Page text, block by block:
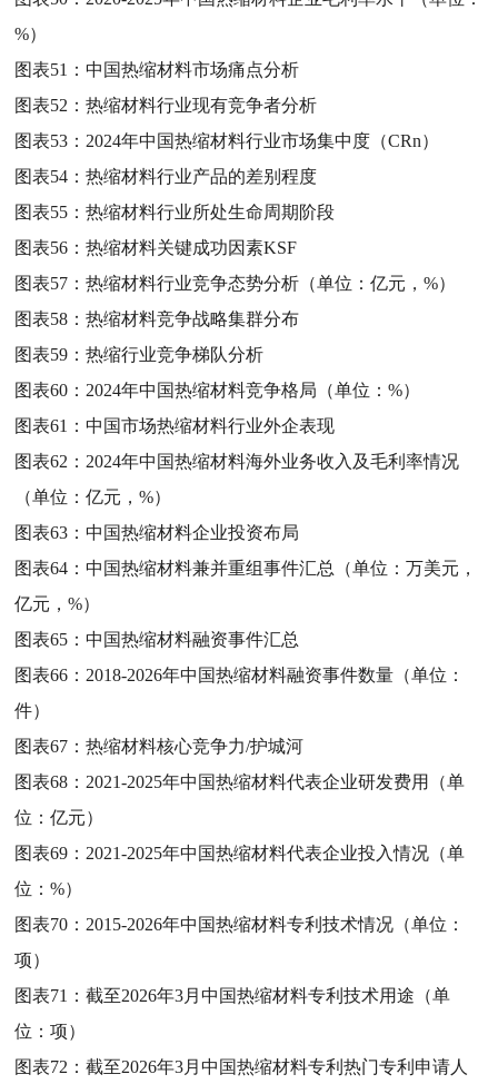
%）
图表51：中国热缩材料市场痛点分析
图表52：热缩材料行业现有竞争者分析
图表53： 2024年中国热缩材料行业市场集中度（CRn）
图表54：热缩材料行业产品的差别程度
图表55：热缩材料行业所处生命周期阶段
图表56：热缩材料关键成功因素KSF
图表57：热缩材料行业竞争态势分析（单位：亿元，%）
图表58：热缩材料竞争战略集群分布
图表59：热缩行业竞争梯队分析
图表60： 2024年中国热缩材料竞争格局（单位：%）
图表61：中国市场热缩材料行业外企表现
图表62： 2024年中国热缩材料海外业务收入及毛利率情况
（单位：亿元，%）
图表63：中国热缩材料企业投资布局
图表64：中国热缩材料兼并重组事件汇总（单位：万美元，
亿元，%）
图表65：中国热缩材料融资事件汇总
图表66： 2018-2026年中国热缩材料融资事件数量（单位：
件）
图表67：热缩材料核心竞争力/护城河
图表68： 2021-2025年中国热缩材料代表企业研发费用（单
位：亿元）
图表69： 2021-2025年中国热缩材料代表企业投入情况（单
位：%）
图表70： 2015-2026年中国热缩材料专利技术情况（单位：
项）
图表71：截至2026年3月中国热缩材料专利技术用途（单
位：项）
图表72：截至2026年3月中国热缩材料专利热门专利申请人